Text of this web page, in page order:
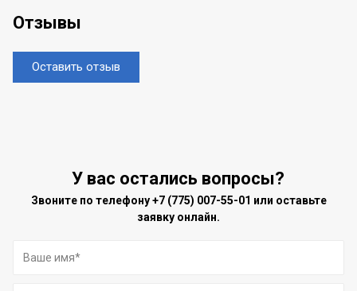
Отзывы
Оставить отзыв
У вас остались вопросы?
Звоните по телефону+7 (775) 007-55-01 или оставьте
заявку онлайн.